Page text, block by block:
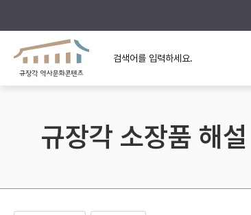
규장각의 어제와 오늘
규장각 소개영상
사료와 문학으로
고대
고려
조선 후기
규장각 소장품 해설